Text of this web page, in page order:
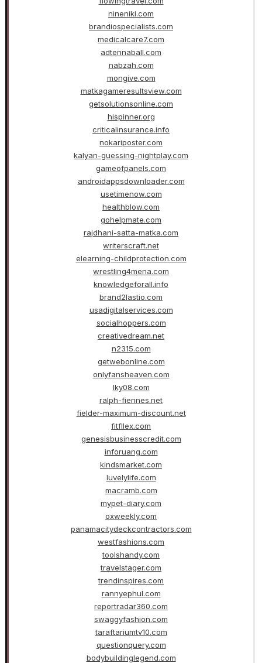
nineniki.com
brandiospecialists.com
medicalcare7.com
adtennaball.com
nabzah.com
mongive.com
matkagameresultsview.com
getsolutionsonline.com
hispinner.org
criticalinsurance.info
nokariposter.com
kalyan-guessing-nightplay.com
gameofpanels.com
androidappsdownloader.com
usetimenow.com
healthblow.com
gohelpmate.com
rajdhani-satta-matka.com
writerscraft.net
elearning-childprotection.com
wrestling4mena.com
knowledgeforall.info
brand2lastio.com
usadigitalservices.com
socialhoppers.com
creativedream.net
n2315.com
getwebonline.com
onlyfansheaven.com
lky08.com
ralph-fiennes.net
fielder-maximum-discount.net
fitfllex.com
genesisbusinesscredit.com
inforuang.com
kindsmarket.com
luvelylife.com
macramb.com
mypet-diary.com
oxweekly.com
panamacitydeckcontractors.com
westfashions.com
toolshandy.com
travelstager.com
trendinspires.com
rannyephul.com
reportradar360.com
swaggyfashion.com
taraftariumtv10.com
questionquery.com
bodybuildinglegend.com